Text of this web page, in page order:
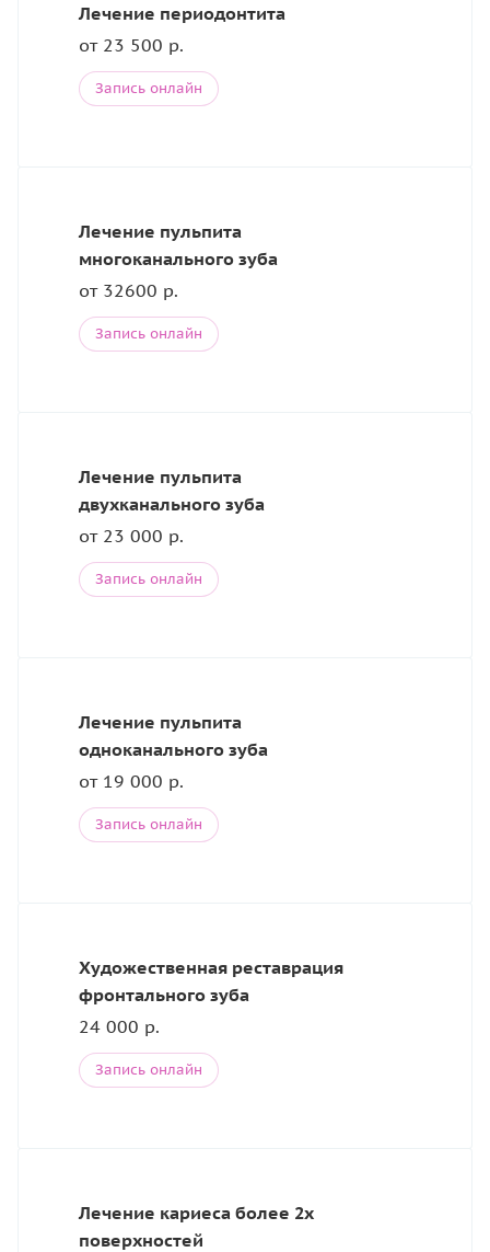
Лечение периодонтита
от 23 500 р.
Запись онлайн
Лечение пульпита
многоканального зуба
от 32600 р.
Запись онлайн
Лечение пульпита
двухканального зуба
от 23 000 р.
Запись онлайн
Лечение пульпита
одноканального зуба
от 19 000 р.
Запись онлайн
Художественная реставрация
фронтального зуба
24 000 р.
Запись онлайн
Лечение кариеса более 2х
поверхностей